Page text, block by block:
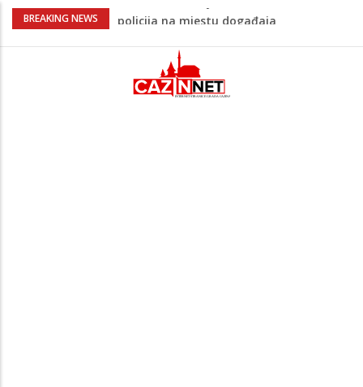
BREAKING NEWS
Ovo je 24-godišnji mladić koji je izgubio
Na Ahiret preselio LJUBIJANKIĆ (Hasan)
Na Ahiret preselio HALILOVIĆ (Smajil)